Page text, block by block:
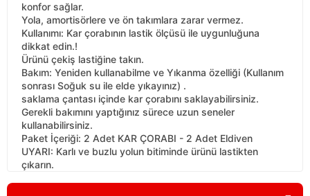
konfor sağlar.
Yola, amortisörlere ve ön takımlara zarar vermez.
Kullanımı: Kar çorabının lastik ölçüsü ile uygunluğuna
dikkat edin.!
Ürünü çekiş lastiğine takın.
Bakım: Yeniden kullanabilme ve Yıkanma özelliği (Kullanım
sonrası Soğuk su ile elde yıkayınız) .
saklama çantası içinde kar çorabını saklayabilirsiniz.
Gerekli bakımını yaptığınız sürece uzun seneler
kullanabilirsiniz.
Paket İçeriği: 2 Adet KAR ÇORABI - 2 Adet Eldiven
UYARI: Karlı ve buzlu yolun bitiminde ürünü lastikten
çıkarın.